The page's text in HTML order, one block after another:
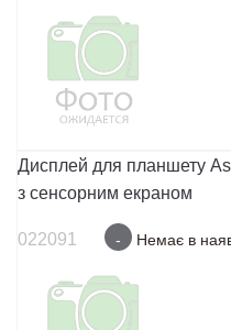
Дисплей для планшету
з cенсорним екраном
022091 - Немає в